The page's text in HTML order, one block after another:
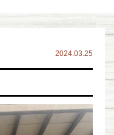
2024.03.25